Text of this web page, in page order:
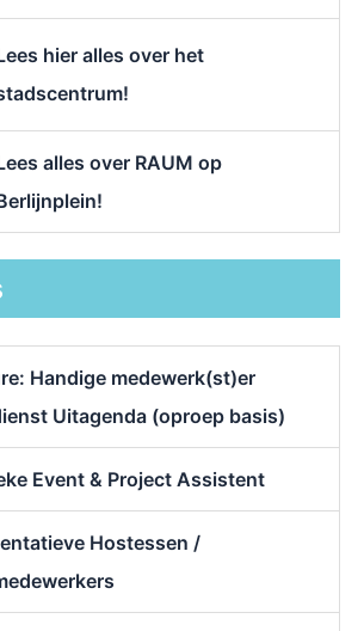
hier alles over het
alles over RAUM op
Handige medewerk(st)er
Uitagenda (oproep basis)
Event & Project Assistent
Hostessen /